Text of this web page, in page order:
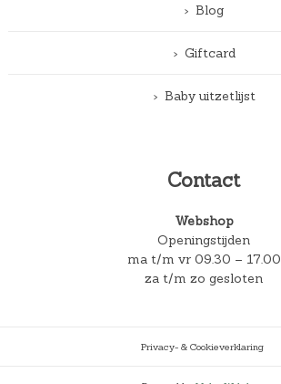
Blog
Giftcard
Baby uitzetlijst
Contact
Webshop
Openingstijden
ma t/m vr 09.30 – 17.00
za t/m zo gesloten
Privacy- & Cookieverklaring